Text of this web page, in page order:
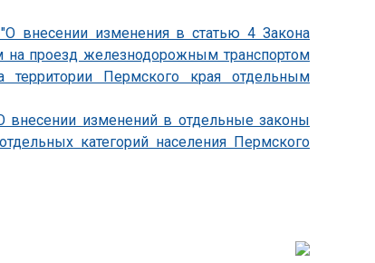
внесении изменения в статью 4 Закона
на проезд железнодорожным транспортом
Пермского края отдельным
изменений в отдельные законы
категорий населения Пермского